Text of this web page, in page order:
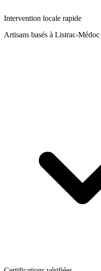
Intervention locale rapide
Artisans basés à Listrac-Médoc